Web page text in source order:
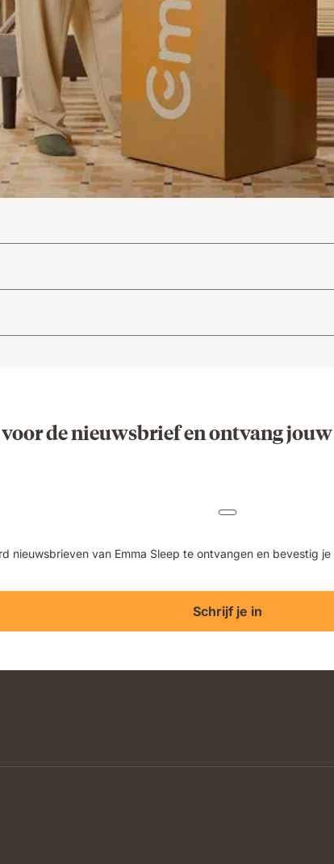
de nieuwsbrief en ontvang
nieuwsbrieven van Emma Sleep te ontvangen en bevestig
Schrijf je in